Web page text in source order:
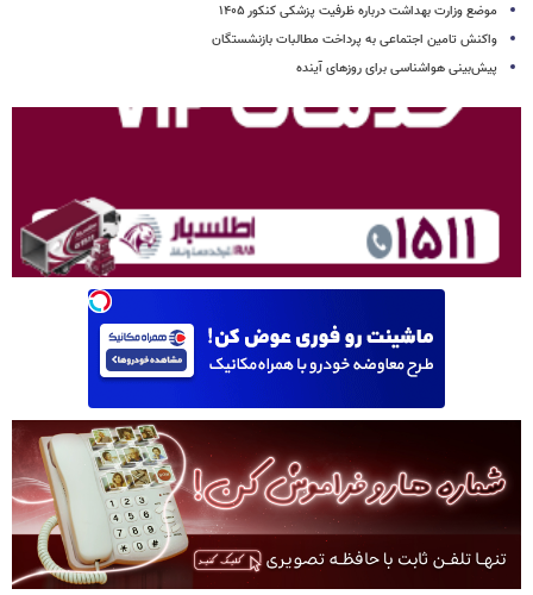
موضع وزارت بهداشت درباره ظرفیت پزشکی کنکور ۱۴۰۵
واکنش تامین اجتماعی به پرداخت مطالبات بازنشستگان
پیش‌بینی هواشناسی برای روزهای آینده